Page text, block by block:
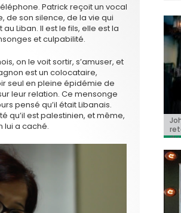
Patrick reçoit un vocal
de son silence, de la vie qui
Liban. Il est le fils, elle est la
et culpabilité.
on le voit sortir, s’amuser, et
est un colocataire,
seul en pleine épidémie de
leur relation. Ce mensonge
pensé qu’il était Libanais.
qu’il est palestinien, et même,
lui a caché.
du
«
«